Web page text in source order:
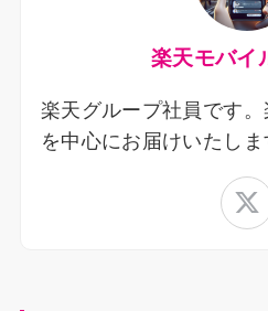
楽天モバイ
楽天グループ社員です
を中心にお届けいたしま